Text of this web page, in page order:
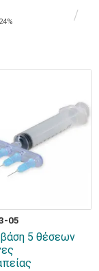
05
βάση 5 θέσεων